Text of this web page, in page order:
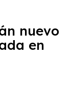
nuevo
en